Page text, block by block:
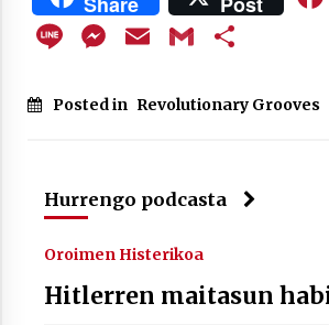
2021/06/30
LineMessenger
EmailGmail
Posted in Revolutionary Grooves
Hurrengo podcasta
Oroimen Histerikoa
Hitlerren maitasun